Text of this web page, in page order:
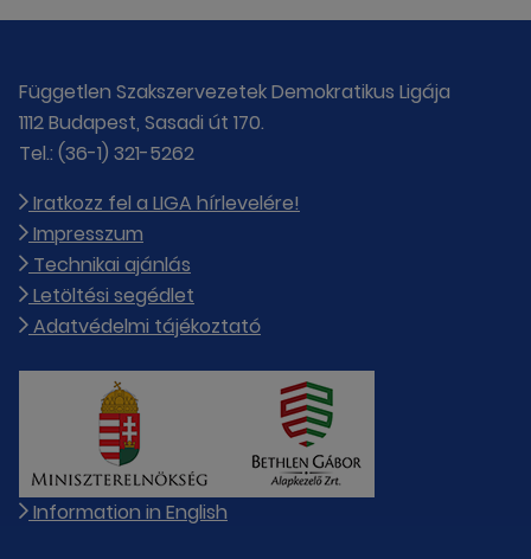
Független Szakszervezetek Demokratikus Ligája
1112 Budapest, Sasadi út 170.
Tel.: (36-1) 321-5262
Iratkozz fel a LIGA hírlevelére!
Impresszum
Technikai ajánlás
Letöltési segédlet
Adatvédelmi tájékoztató
Information in English